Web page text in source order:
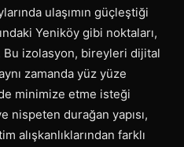
ulaşımın güçleştiği
Yeniköy gibi noktaları,
Bu izolasyon, bireyleri dijital
zamanda yüz yüze
minimize etme isteği
nispeten durağan yapısı,
alışkanlıklarından farklı